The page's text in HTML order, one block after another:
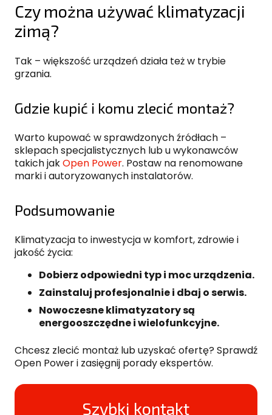
Czy można używać klimatyzacji
zimą?
Tak – większość urządzeń działa też w trybie
grzania.
Gdzie kupić i komu zlecić montaż?
Warto kupować w sprawdzonych źródłach –
sklepach specjalistycznych lub u wykonawców
takich jakOpen Power. Postaw na renomowane
marki i autoryzowanych instalatorów.
Podsumowanie
Klimatyzacja to inwestycja w komfort, zdrowie i
jakość życia:
Dobierz odpowiedni typ i moc urządzenia.
Zainstaluj profesjonalnie i dbaj o serwis.
Nowoczesne klimatyzatory są
energooszczędne i wielofunkcyjne.
Chcesz zlecić montaż lub uzyskać ofertę? Sprawdź
Open Power i zasięgnij porady ekspertów.
Szybki kontakt